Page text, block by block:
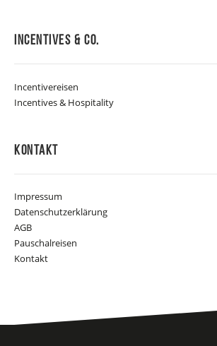
Incentives & Co.
Incentivereisen
Incentives & Hospitality
Kontakt
Impressum
Datenschutzerklärung
AGB
Pauschalreisen
Kontakt